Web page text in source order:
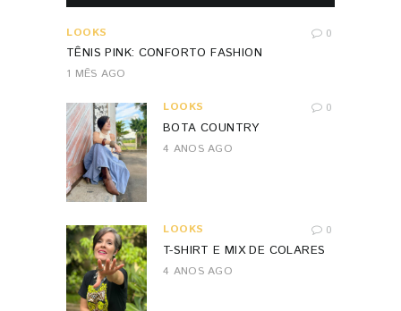
LOOKS 0
TÊNIS PINK: CONFORTO FASHION
1 MÊS AGO
LOOKS 0
BOTA COUNTRY
4 ANOS AGO
LOOKS 0
T-SHIRT E MIX DE COLARES
4 ANOS AGO